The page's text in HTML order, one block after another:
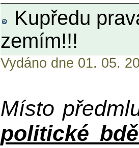
Kupředu
zemím!!!
Vydáno dne 01. 05.
Místo
politické